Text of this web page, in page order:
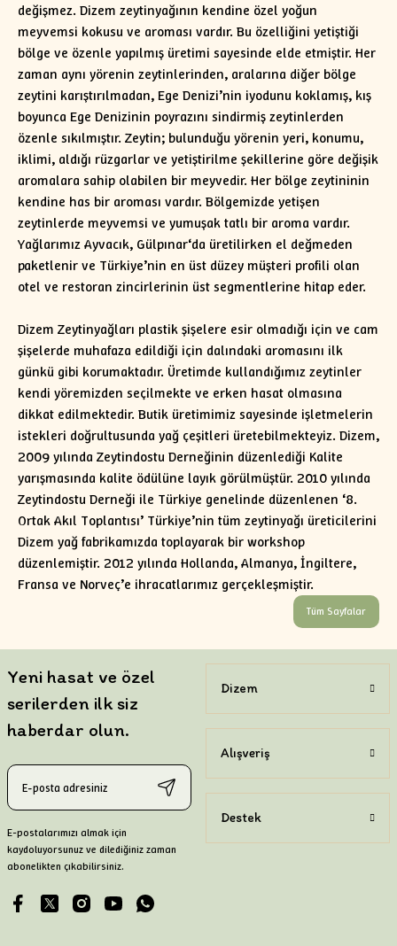
değişmez. Dizem zeytinyağının kendine özel yoğun
meyvemsi kokusu ve aroması vardır. Bu özelliğini yetiştiği
bölge ve özenle yapılmış üretimi sayesinde elde etmiştir. Her
zaman aynı yörenin zeytinlerinden, aralarına diğer bölge
zeytini karıştırılmadan, Ege Denizi’nin iyodunu koklamış, kış
boyunca Ege Denizinin poyrazını sindirmiş zeytinlerden
özenle sıkılmıştır. Zeytin; bulunduğu yörenin yeri, konumu,
iklimi, aldığı rüzgarlar ve yetiştirilme şekillerine göre değişik
aromalara sahip olabilen bir meyvedir. Her bölge zeytininin
kendine has bir aroması vardır. Bölgemizde yetişen
zeytinlerde meyvemsi ve yumuşak tatlı bir aroma vardır.
Yağlarımız Ayvacık, Gülpınar‘da üretilirken el değmeden
paketlenir ve Türkiye’nin en üst düzey müşteri profili olan
otel ve restoran zincirlerinin üst segmentlerine hitap eder.
Dizem Zeytinyağları plastik şişelere esir olmadığı için ve cam
şişelerde muhafaza edildiği için dalındaki aromasını ilk
günkü gibi korumaktadır. Üretimde kullandığımız zeytinler
kendi yöremizden seçilmekte ve erken hasat olmasına
dikkat edilmektedir. Butik üretimimiz sayesinde işletmelerin
istekleri doğrultusunda yağ çeşitleri üretebilmekteyiz. Dizem,
2009 yılında Zeytindostu Derneğinin düzenlediği Kalite
yarışmasında kalite ödülüne layık görülmüştür. 2010 yılında
Zeytindostu Derneği ile Türkiye genelinde düzenlenen ‘8.
Ortak Akıl Toplantısı’ Türkiye’nin tüm zeytinyağı üreticilerini
Dizem yağ fabrikamızda toplayarak bir workshop
düzenlemiştir. 2012 yılında Hollanda, Almanya, İngiltere,
Fransa ve Norveç’e ihracatlarımız gerçekleşmiştir.
Tüm Sayfalar
Yeni hasat ve özel
serilerden ilk siz
haberdar olun.
E-postalarımızı almak için
kaydoluyorsunuz ve dilediğiniz zaman
abonelikten çıkabilirsiniz.
Dizem
Alışveriş
Destek